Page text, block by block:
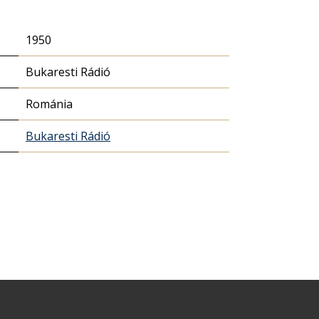
1950
Bukaresti Rádió
Románia
Bukaresti Rádió